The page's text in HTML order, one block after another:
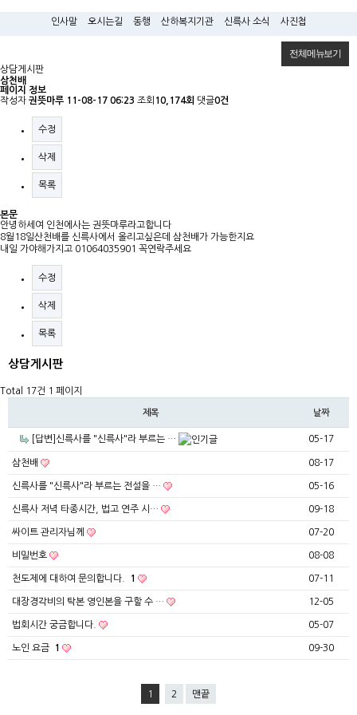
인사말 오시는길 동행 산하복지기관 신륵사 소식 사진첩
전체메뉴보기
상담게시판
삼천배
페이지 정보
작성자 권뜻마루 11-08-17 06:23 조회 10,174회 댓글0건
수정
삭제
목록
본문
안녕하세여 인천에사는 권뜻마루라고합니다
8월18일산천배를 신륵사에서 올리고싶은데 삼천배가 가능한지요
내일 가야해가지고 01064035901 꼭연락주세요
수정
삭제
목록
상담게시판
Total 17건 1 페이지
제목 날짜
[답변]신륵사를 "신륵사"라 부르는 … 05-17
삼천배 08-17
신륵사를 "신륵사"라 부르는 전설을 … 05-16
신륵사 저녁 타종시간, 법고 연주 시… 09-18
싸이트 관리자님께 07-20
비밀번호 08-08
천도제에 대하여 문의합니다. 1 07-11
대장경각비의 탁본 영인본을 구할 수 … 12-05
법회시간 궁금합니다. 05-07
노인 요금 1 09-30
1 2 맨끝